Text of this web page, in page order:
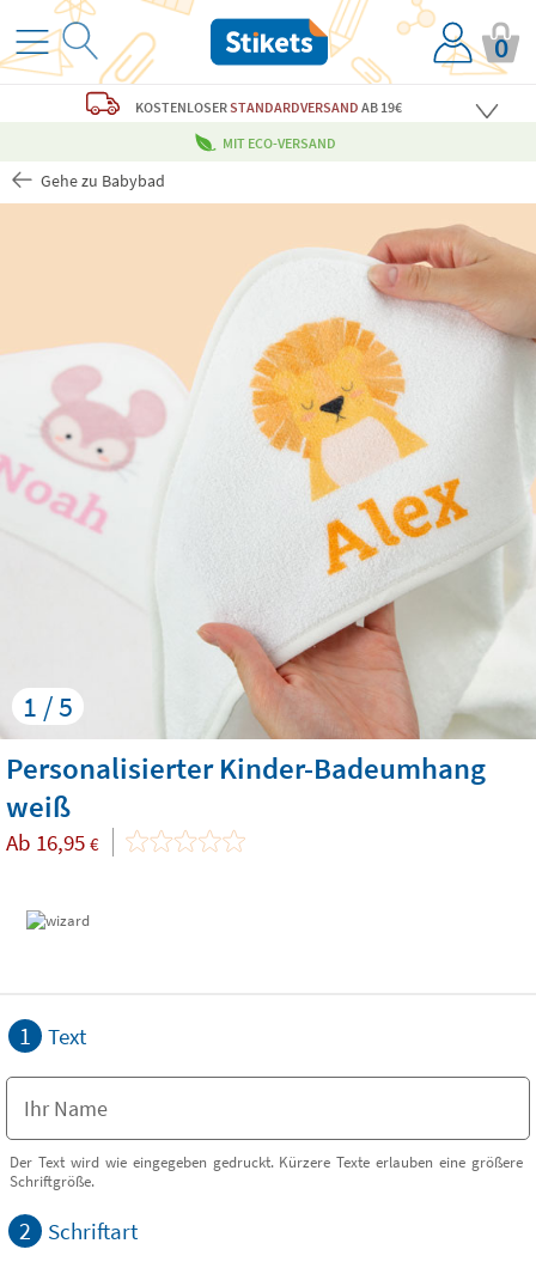
0
KOSTENLOSERSTANDARDVERSAND AB 19€
MIT ECO-VERSAND
Gehe zu Babybad
1 / 5
Personalisierter Kinder-Badeumhang
weiß
Ab 16,95 €
1 Text
Der Text wird wie eingegeben gedruckt. Kürzere Texte erlauben eine größere
Schriftgröße.
2 Schriftart